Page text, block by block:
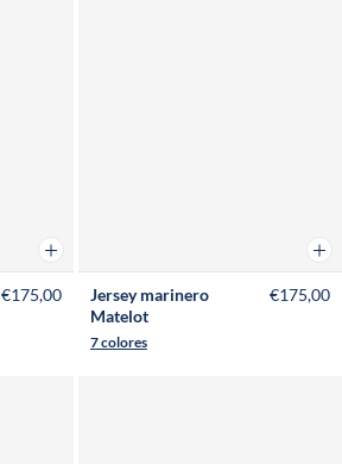
Añadir a la cesta
€175,00
Jersey marinero
Matelot
7 colores
€175,00